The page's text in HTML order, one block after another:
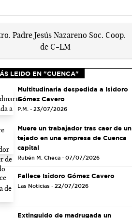
LEIDO EN "CUENCA"
Multitudinaria despedida a Isidoro
Gómez Cavero
P.M. - 23/07/2026
Muere un trabajador tras caer de un
tejado en una empresa de Cuenca
capital
Rubén M. Checa - 07/07/2026
Fallece Isidoro Gómez Cavero
Las Noticias - 22/07/2026
Extinguido de madrugada un